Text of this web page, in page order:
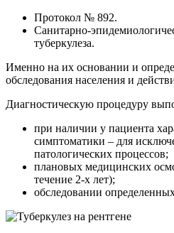
Протокол № 892.
Санитарно-
туберкулеза.
Именно на их основании и
обследования населения и
Диагностическую процедуру
при наличии у пациента
симптоматики – для
патологических процессов;
плановых медицинских
течение 2-х лет);
обследовании